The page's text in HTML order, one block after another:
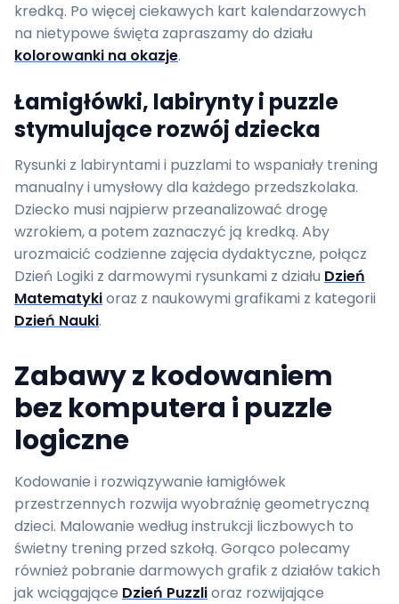
kredką. Po więcej ciekawych kart kalendarzowych
na nietypowe święta zapraszamy do działu
kolorowanki na okazje.
Łamigłówki, labirynty i puzzle
stymulujące rozwój dziecka
Rysunki z labiryntami i puzzlami to wspaniały trening
manualny i umysłowy dla każdego przedszkolaka.
Dziecko musi najpierw przeanalizować drogę
wzrokiem, a potem zaznaczyć ją kredką. Aby
urozmaicić codzienne zajęcia dydaktyczne, połącz
Dzień Logiki z darmowymi rysunkami z działu Dzień
Matematykioraz z naukowymi grafikami z kategorii
Dzień Nauki.
Zabawy z kodowaniem
bez komputera i puzzle
logiczne
Kodowanie i rozwiązywanie łamigłówek
przestrzennych rozwija wyobraźnię geometryczną
dzieci. Malowanie według instrukcji liczbowych to
świetny trening przed szkołą. Gorąco polecamy
również pobranie darmowych grafik z działów takich
jak wciągające Dzień Puzzlioraz rozwijające